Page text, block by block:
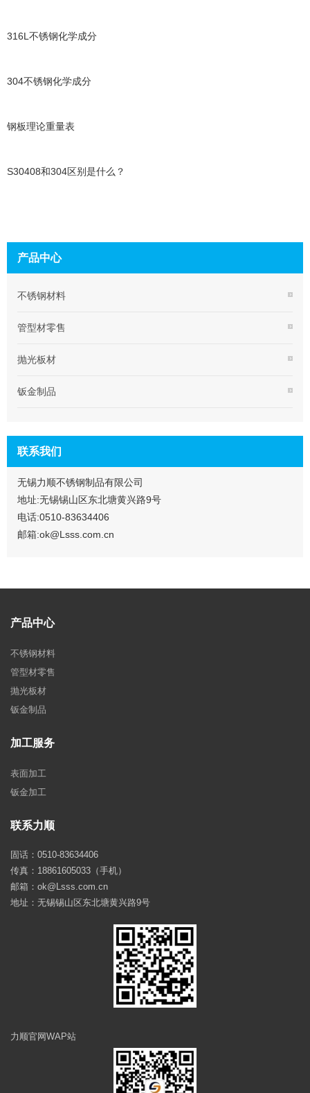
316L不锈钢化学成分
304不锈钢化学成分
钢板理论重量表
S30408和304区别是什么？
产品中心
不锈钢材料
管型材零售
抛光板材
钣金制品
联系我们
无锡力顺不锈钢制品有限公司
地址:无锡锡山区东北塘黄兴路9号
电话:0510-83634406
邮箱:ok@Lsss.com.cn
产品中心
不锈钢材料
管型材零售
抛光板材
钣金制品
加工服务
表面加工
钣金加工
联系力顺
固话：0510-83634406
传真：18861605033（手机）
邮箱：ok@Lsss.com.cn
地址：无锡锡山区东北塘黄兴路9号
力顺官网WAP站